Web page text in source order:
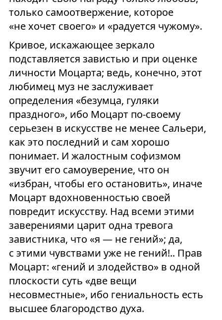
только самоотвержение, которое
«не хочет своего» и «радуется чужому».
Кривое, искажающее зеркало
подставляется завистью и при оценке
личности Моцарта; ведь, конечно, этот
любимец муз не заслуживает
определения «безумца, гуляки
праздного», ибо Моцарт по-своему
серьезен в искусстве не менее Сальери,
как это последний и сам хорошо
понимает. И жалостным софизмом
звучит его самоуверение, что он
«избран, чтобы его остановить», иначе
Моцарт вдохновенностью своей
повредит искусству. Над всеми этими
заверениями царит одна тревога
завистника, что «я — не гений»; да,
с этими чувствами уже не гений!.. Прав
Моцарт: «гений и злодейство» в одной
плоскости суть «две вещи
несовместные», ибо гениальность есть
высшее благородство духа.